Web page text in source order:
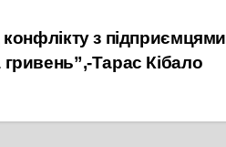
з підприємцями
Тарас Кібало